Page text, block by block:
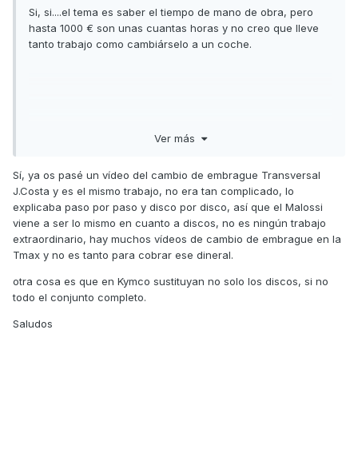
Si, si....el tema es saber el tiempo de mano de obra, pero
hasta 1000 € son unas cuantas horas y no creo que lleve
tanto trabajo como cambiárselo a un coche.
Ver más
Sí, ya os pasé un vídeo del cambio de embrague Transversal
J.Costa y es el mismo trabajo, no era tan complicado, lo
explicaba paso por paso y disco por disco, así que el Malossi
viene a ser lo mismo en cuanto a discos, no es ningún trabajo
extraordinario, hay muchos vídeos de cambio de embrague en la
Tmax y no es tanto para cobrar ese dineral.
otra cosa es que en Kymco sustituyan no solo los discos, si no
todo el conjunto completo.
Saludos